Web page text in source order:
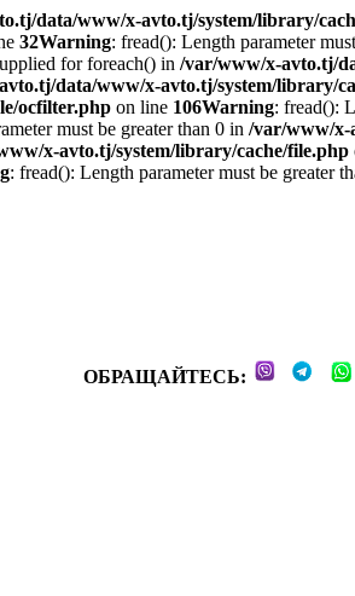
data/www/x-avto.tj/system/library/
32Warning: fread(): Length parameter
for foreach() in /var/www/x-avto.tj/
data/www/x-avto.tj/system/library/
ocfilter.php on line 106Warning: fread():
must be greater than 0 in /var/www/x-
x-avto.tj/system/library/cache/file.php
: fread(): Length parameter must be greater
ОБРАЩАЙТЕСЬ: